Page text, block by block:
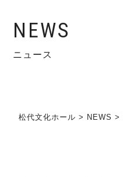
NEWS
ニュース
松代文化ホール > NEWS >